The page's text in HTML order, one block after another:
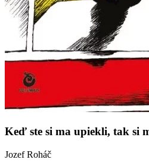
Keď ste si ma upiekli, tak si
Jozef Roháč